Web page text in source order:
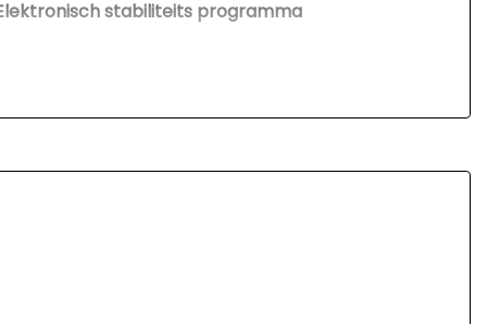
stabiliteits programma
airbag(s) voor